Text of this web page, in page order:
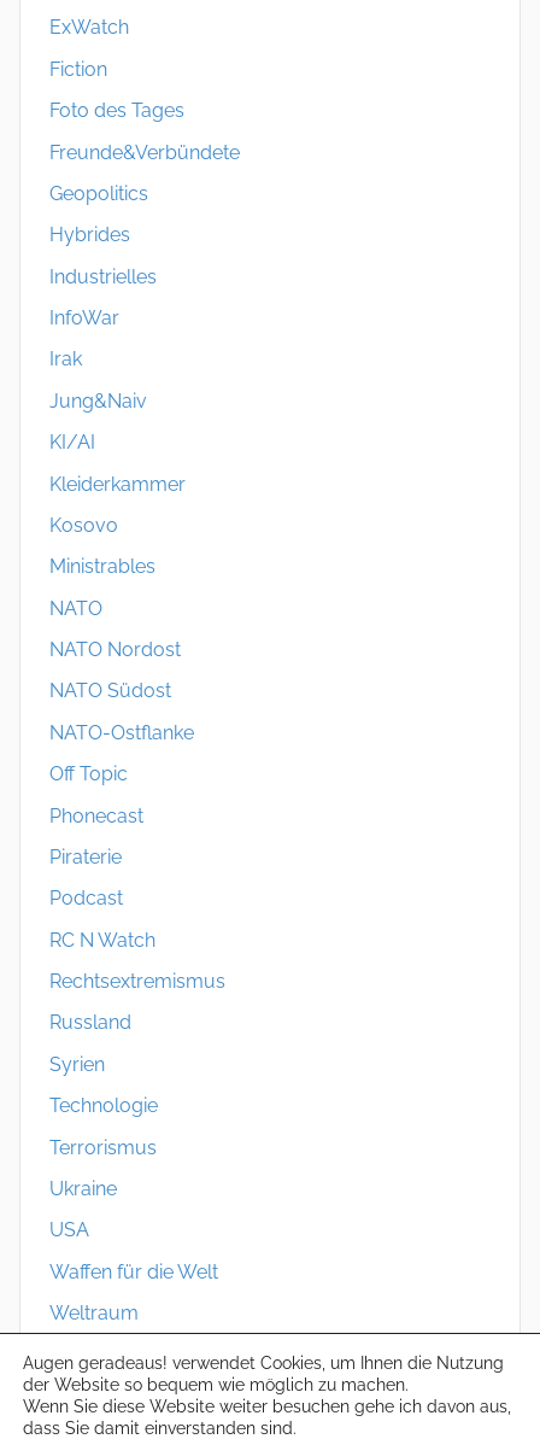
ExWatch
Fiction
Foto des Tages
Freunde&Verbündete
Geopolitics
Hybrides
Industrielles
InfoWar
Irak
Jung&Naiv
KI/AI
Kleiderkammer
Kosovo
Ministrables
NATO
NATO Nordost
NATO Südost
NATO-Ostflanke
Off Topic
Phonecast
Piraterie
Podcast
RC N Watch
Rechtsextremismus
Russland
Syrien
Technologie
Terrorismus
Ukraine
USA
Waffen für die Welt
Weltraum
Zivilschutz
Augen geradeaus! verwendet Cookies, um Ihnen die Nutzung
der Website so bequem wie möglich zu machen.
Wenn Sie diese Website weiter besuchen gehe ich davon aus,
dass Sie damit einverstanden sind.